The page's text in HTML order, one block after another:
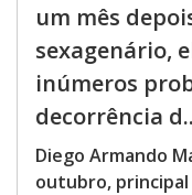
um mês
sexagenário,
inúmeros
decorrência
Diego Armando
outubro, principal